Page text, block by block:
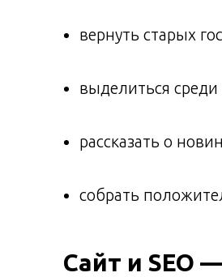
вернуть старых
выделиться
рассказать о
собрать
Сайт и SEO